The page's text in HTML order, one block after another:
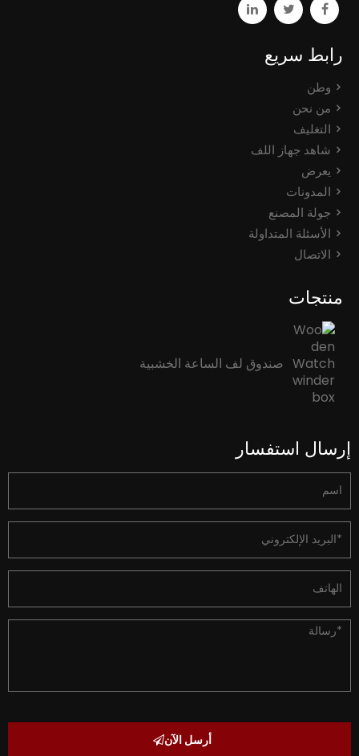
رابط سريع
وطن
من نحن
التغليف
شاهد جهاز اللف
يعرض
المدونات
جولة المصنع
الأسئلة المتداولة
الاتصال
منتجات
صندوق لف الساعة الخشبية
إرسال استفسار
أرسل الآن